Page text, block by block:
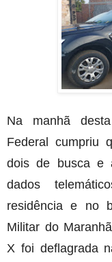
Na manhã
Federal cumpriu
dois de busca e
dados
residência e no
Militar do
X foi deflagrada